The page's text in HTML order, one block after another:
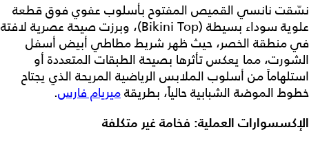
نسّقت نانسي القميص المفتوح بأسلوب عفوي فوق قطعة
علوية سوداء بسيطة (Bikini Top)، وبرزت صيحة عصرية لافتة
في منطقة الخصر، حيث ظهر شريط مطاطي أبيض أسفل
الشورت، مما يعكس تأثرها بصيحة الطبقات المتعددة أو
استلهاماً من أسلوب الملابس الرياضية المريحة الذي يجتاح
خطوط الموضة الشبابية حالياً، بطريقةميريام فارس.
الإكسسوارات العملية: فخامة غير متكلفة